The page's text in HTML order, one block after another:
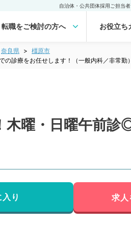
自治体・公共団体採用ご担当
転職をご検討の方へ お役立ち
奈良県
橿原市
診療をお任せします！（一般内科／非常勤）
木曜・日曜午前
り 求人